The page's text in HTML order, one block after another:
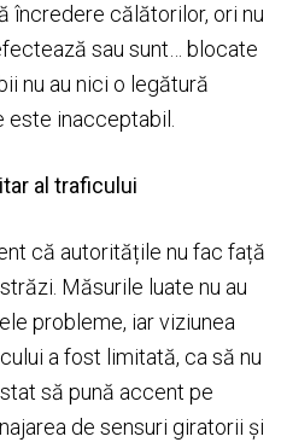
încredere călătorilor, ori nu
sau sunt… blocate
nu au nici o legătură
inacceptabil.
al traficului
că autoritățile nu fac față
Măsurile luate nu au
probleme, iar viziunea
a fost limitată, ca să nu
să pună accent pe
de sensuri giratorii și